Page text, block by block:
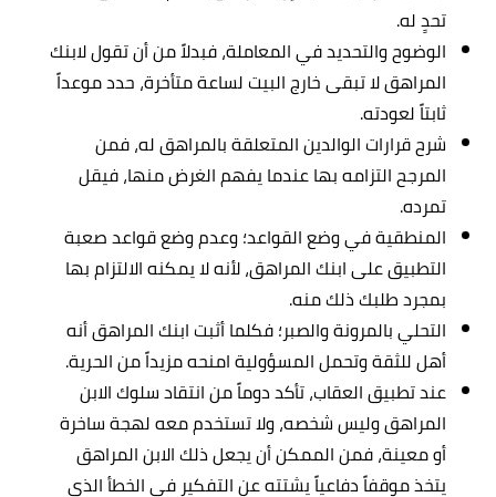
تحدٍ له.
الوضوح والتحديد في المعاملة، فبدلاً من أن تقول لابنك
المراهق لا تبقى خارج البيت لساعة متأخرة، حدد موعداً
ثابتاً لعودته.
شرح قرارات الوالدين المتعلقة بالمراهق له، فمن
المرجح التزامه بها عندما يفهم الغرض منها، فيقل
تمرده.
المنطقية في وضع القواعد؛ وعدم وضع قواعد صعبة
التطبيق على ابنك المراهق، لأنه لا يمكنه الالتزام بها
بمجرد طلبك ذلك منه.
التحلي بالمرونة والصبر؛ فكلما أثبت ابنك المراهق أنه
أهل للثقة وتحمل المسؤولية امنحه مزيداً من الحرية.
عند تطبيق العقاب، تأكد دوماً من انتقاد سلوك الابن
المراهق وليس شخصه، ولا تستخدم معه لهجة ساخرة
أو معينة، فمن الممكن أن يجعل ذلك الابن المراهق
يتخذ موقفاً دفاعياً يشتته عن التفكير في الخطأ الذي